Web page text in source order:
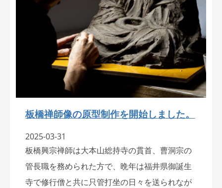
板橋禅師像の原型制作を開始しました。
2025-03-31
板橋興宗禅師は大本山総持寺の貫首、曹洞宗の
管長職を務められた方で、晩年は福井県御誕生
寺で修行僧と共に只管打坐の日々を送られなが